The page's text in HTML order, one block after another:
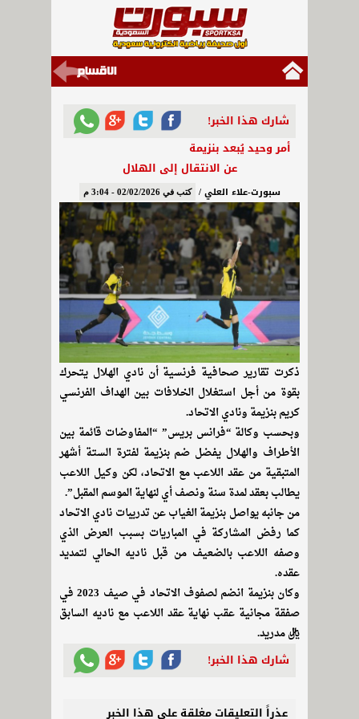
شارك هذا الخبر!
أمر وحيد يُبعد بنزيمة
عن الانتقال إلى الهلال
سبورت-علاء العلي / كتب في 02/02/2026 - 3:04 م
ذكرت تقارير صحافية فرنسية أن نادي الهلال يتحرك
بقوة من أجل استغلال الخلافات بين الهداف الفرنسي
كريم بنزيمة ونادي الاتحاد.
وبحسب وكالة “فرانس بريس” “المفاوضات قائمة بين
الأطراف والهلال يفضل ضم بنزيمة لفترة الستة أشهر
المتبقية من عقد اللاعب مع الاتحاد، لكن وكيل اللاعب
يطالب بعقد لمدة سنة ونصف أي لنهاية الموسم المقبل”.
من جانبه يواصل بنزيمة الغياب عن تدريبات نادي الاتحاد
كما رفض المشاركة في المباريات بسبب العرض الذي
وصفه اللاعب بالضعيف من قبل ناديه الحالي لتمديد
عقده.
وكان بنزيمة انضم لصفوف الاتحاد في صيف 2023 في
صفقة مجانية عقب نهاية عقد اللاعب مع ناديه السابق
ريال مدريد.
شارك هذا الخبر!
عذراً التعليقات مغلقة على هذا الخبر